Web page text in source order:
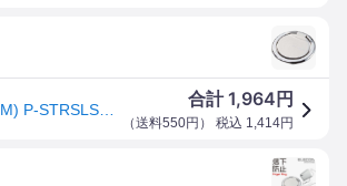
合計1,964 円
（送料550円 ） 税込 1,414円